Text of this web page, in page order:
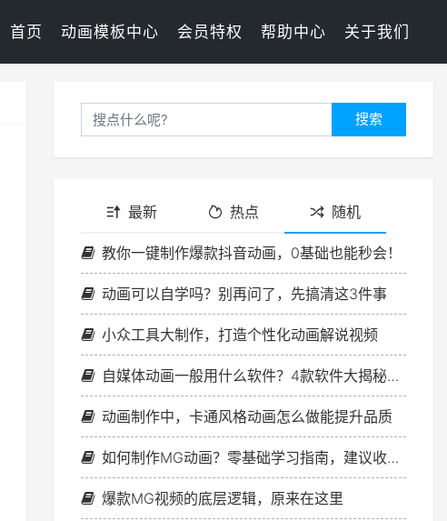
首页 动画模板中心 会员特权 帮助中心 关于我们
搜索
最新 热点 随机
教你一键制作爆款抖音动画，0基础也能秒会！
动画可以自学吗？别再问了，先搞清这3件事
小众工具大制作，打造个性化动画解说视频
自媒体动画一般用什么软件？4款软件大揭秘，教你选择最合适自己的！
动画制作中，卡通风格动画怎么做能提升品质
如何制作MG动画？零基础学习指南，建议收藏慢慢看
爆款MG视频的底层逻辑，原来在这里